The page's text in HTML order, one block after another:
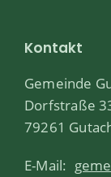
Kontakt
Gemeinde
Dorfstraße
79261
E-Mail: